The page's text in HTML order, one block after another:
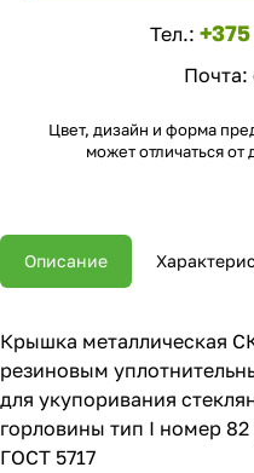
Тел.:
Почта:
Цвет, дизайн и форма
может отличаться от
Описание
Крышка металлическая
резиновым
для укупоривания
горловины тип I номер
ГОСТ 5717